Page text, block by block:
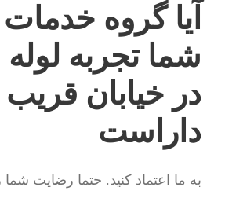
آیا گروه
شما تجربه لوله
در خیابان قریب
داراست
به ما اعتماد کنید. حتما رضایت